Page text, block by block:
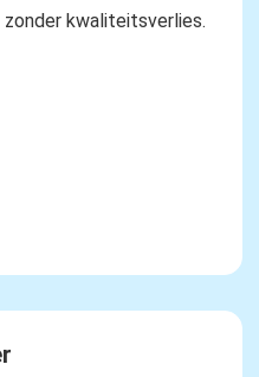
zonder kwaliteitsverlies.